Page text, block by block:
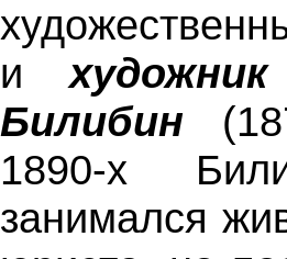
и
Билибин
1890-х
занимался